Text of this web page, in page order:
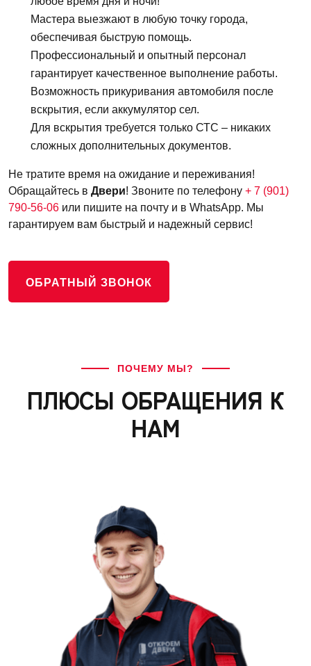
Мастера выезжают в любую точку города,
обеспечивая быструю помощь.
Профессиональный и опытный персонал
гарантирует качественное выполнение работы.
Возможность прикуривания автомобиля после
вскрытия, если аккумулятор сел.
Для вскрытия требуется только СТС – никаких
сложных дополнительных документов.
Не тратите время на ожидание и переживания!
Обращайтесь в Двери! Звоните по телефону + 7 (901)
790-56-06 или пишите на почту и в WhatsApp. Мы
гарантируем вам быстрый и надежный сервис!
ОБРАТНЫЙ ЗВОНОК
ПОЧЕМУ МЫ?
ПЛЮСЫ ОБРАЩЕНИЯ К
НАМ